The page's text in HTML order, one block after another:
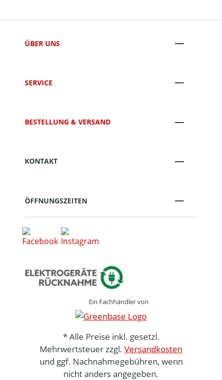
ÜBER UNS
SERVICE
BESTELLUNG & VERSAND
KONTAKT
ÖFFNUNGSZEITEN
Ein Fachhändler von
* Alle Preise inkl. gesetzl.
Mehrwertsteuer zzgl. Versandkosten
und ggf. Nachnahmegebühren, wenn
nicht anders angegeben.